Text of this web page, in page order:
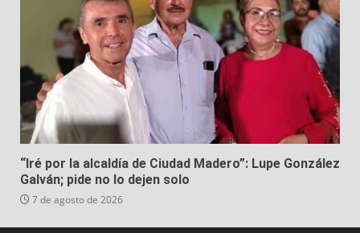
“Iré por la alcaldía de Ciudad Madero”: Lupe González
Galván; pide no lo dejen solo
7 de agosto de 2026